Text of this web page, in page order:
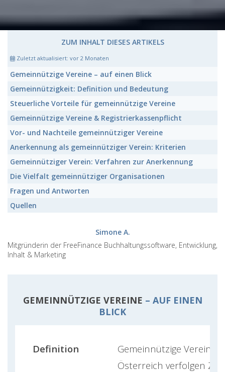
ZUM INHALT DIESES ARTIKELS
Zuletzt aktualisiert: vor 2 Monaten
Gemeinnützige Vereine – auf einen Blick
Gemeinnützigkeit: Definition und Bedeutung
Steuerliche Vorteile für gemeinnützige Vereine
Gemeinnützige Vereine & Registrierkassenpflicht
Vor- und Nachteile gemeinnütziger Vereine
Anerkennung als gemeinnütziger Verein: Kriterien
Gemeinnütziger Verein: Verfahren zur Anerkennung
Die Vielfalt gemeinnütziger Organisationen
Fragen und Antworten
Quellen
Simone A.
Mitgründerin der FreeFinance Buchhaltungssoftware, Entwicklung,
Inhalt & Marketing
GEMEINNÜTZIGE VEREINE – AUF EINEN
BLICK
Definition
Gemeinnützige Vereine
Österreich verfolgen